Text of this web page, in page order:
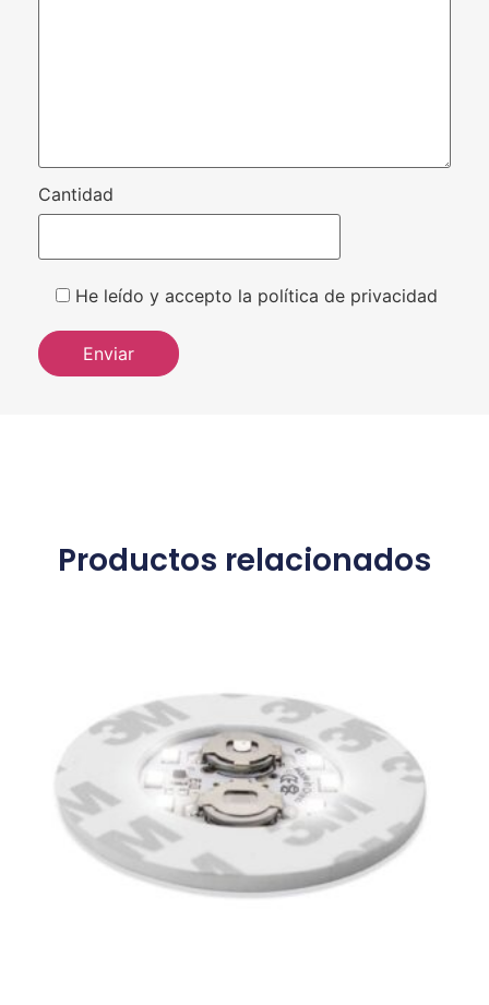
Cantidad
He leído y accepto la política de privacidad
Productos relacionados